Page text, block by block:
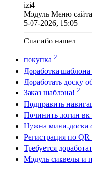
izi4
Модуль Меню
5-07-2026, 15:05
Спасибо нашел.
покупка 2
Доработка
Доработать доску
Заказ шаблона! 2
Подправить
Починить логин вк
Нужна мини-доска
Регистрация по QR
Требуется
Модуль сиквелы и